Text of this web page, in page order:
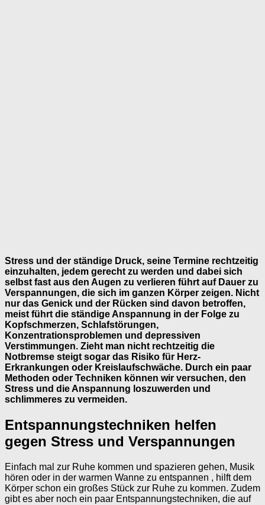
Stress und der ständige Druck, seine Termine rechtzeitig
einzuhalten, jedem gerecht zu werden und dabei sich
selbst fast aus den Augen zu verlieren führt auf Dauer zu
Verspannungen, die sich im ganzen Körper zeigen. Nicht
nur das Genick und der Rücken sind davon betroffen,
meist führt die ständige Anspannung in der Folge zu
Kopfschmerzen, Schlafstörungen,
Konzentrationsproblemen und depressiven
Verstimmungen. Zieht man nicht rechtzeitig die
Notbremse steigt sogar das Risiko für Herz-
Erkrankungen oder Kreislaufschwäche. Durch ein paar
Methoden oder Techniken können wir versuchen, den
Stress und die Anspannung loszuwerden und
schlimmeres zu vermeiden.
Entspannungstechniken helfen
gegen Stress und Verspannungen
Einfach mal zur Ruhe kommen und spazieren gehen, Musik
hören oder in der warmen Wanne zu entspannen , hilft dem
Körper schon ein großes Stück zur Ruhe zu kommen. Zudem
gibt es aber noch ein paar Entspannungstechniken, die auf